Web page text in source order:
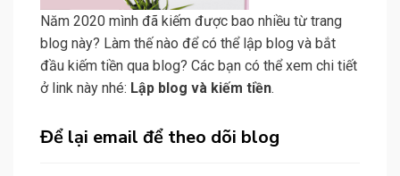
Năm 2020 mình đã kiếm được bao nhiều từ trang
blog này? Làm thế nào để có thể lập blog và bắt
đầu kiếm tiền qua blog? Các bạn có thể xem chi tiết
ở link này nhé: Lập blog và kiếm tiền.
Để lại email để theo dõi blog